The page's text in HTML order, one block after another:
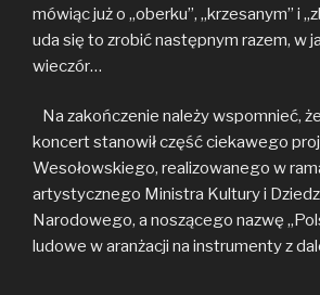
mówiąc już o „oberku”, „krzesanym” i
uda się to zrobić następnym razem, w
wieczór…
Na zakończenie należy wspomnieć,
koncert stanowił część ciekawego
Wesołowskiego, realizowanego w
artystycznego Ministra Kultury i
Narodowego, a noszącego nazwę
ludowe w aranżacji na instrumenty z